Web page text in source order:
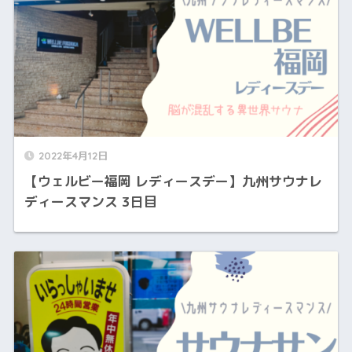
2022年4月12日
【ウェルビー福岡 レディースデー】九州サウナレ
ディースマンス 3日目